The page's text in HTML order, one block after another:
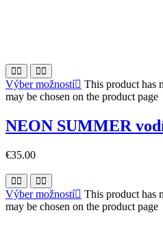
Výber možností
This product has
may be chosen on the product page
NEON SUMMER
€35.00
Výber možností
This product has
may be chosen on the product page